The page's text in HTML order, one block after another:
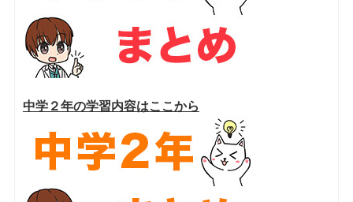
中学２年の学習内容はここから